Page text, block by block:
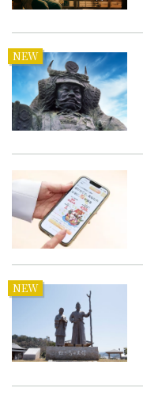
NEW
NEW